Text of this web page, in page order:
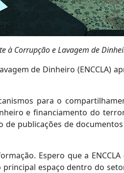
à Corrupção e Lavagem de
de Dinheiro (ENCCLA)
para o
e financiamento do
publicações de
Espero que a
principal espaço dentro do